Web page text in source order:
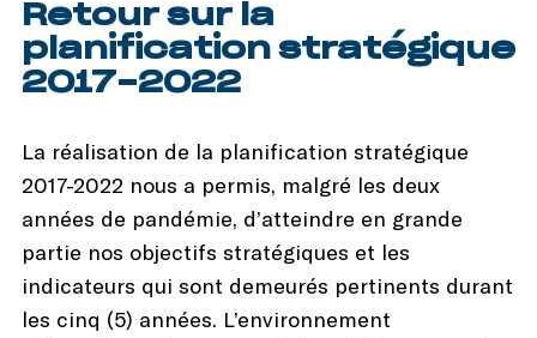
Retour sur la
planification stratégique
2017-2022
La réalisation de la planification stratégique
2017-2022 nous a permis, malgré les deux
années de pandémie, d’atteindre en grande
partie nos objectifs stratégiques et les
indicateurs qui sont demeurés pertinents durant
les cinq (5) années. L’environnement